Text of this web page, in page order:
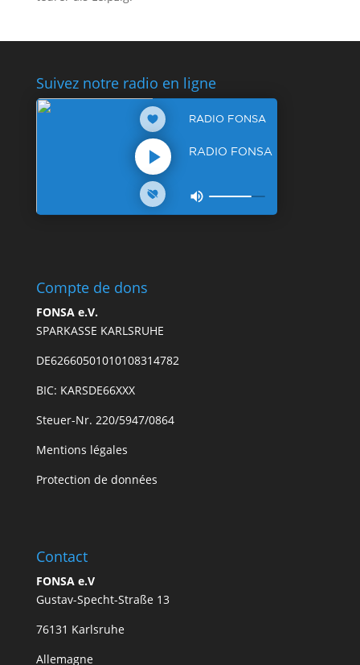
Suivez notre radio en ligne
Compte de dons
FONSA e.V.
SPARKASSE KARLSRUHE
DE62660501010108314782
BIC: KARSDE66XXX
Steuer-Nr. 220/5947/0864
Mentions légales
Protection de données
Contact
FONSA e.V
Gustav-Specht-Straße 13
76131 Karlsruhe
Allemagne